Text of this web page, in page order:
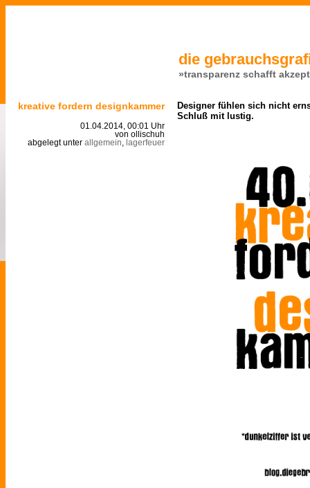
die
»transparenz schafft
kreative fordern designkammer
01.04.2014, 00:01 Uhr
von ollischuh
abgelegt unter allgemein lagerfeuer
Designer fühlen sich nicht
Schluß mit lustig.